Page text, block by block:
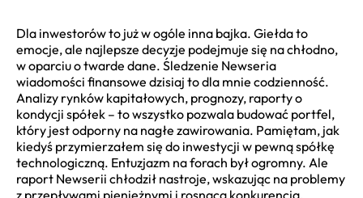
Dla inwestorów to już w ogóle inna bajka. Giełda to
emocje, ale najlepsze decyzje podejmuje się na chłodno,
w oparciu o twarde dane. Śledzenie Newseria
wiadomości finansowe dzisiaj to dla mnie codzienność.
Analizy rynków kapitałowych, prognozy, raporty o
kondycji spółek – to wszystko pozwala budować portfel,
który jest odporny na nagłe zawirowania. Pamiętam, jak
kiedyś przymierzałem się do inwestycji w pewną spółkę
technologiczną. Entuzjazm na forach był ogromny. Ale
raport Newserii chłodził nastroje, wskazując na problemy
z przepływami pieniężnymi i rosnącą konkurencją.